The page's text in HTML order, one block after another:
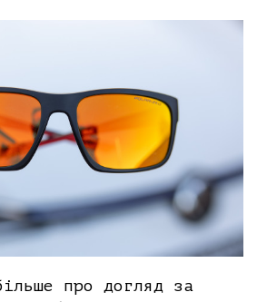
про догляд за